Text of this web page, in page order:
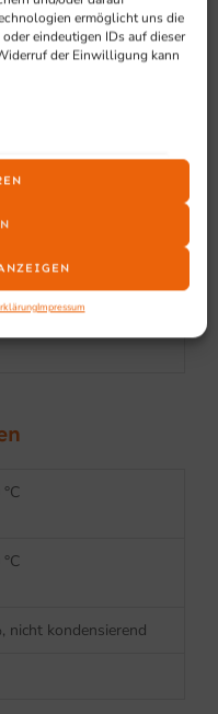
ermöglicht uns die
eindeutigen IDs auf dieser
der Einwilligung kann
Impressum
max. 10 W (Aufladen),
mA (Aufladen)
nicht kondensierend